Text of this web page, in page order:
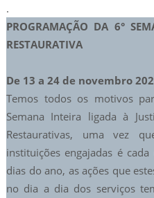
.
PROGRAMAÇÃO DA 6°
RESTAURATIVA
De 13 a 24 de novembro
Temos todos os motivos
Semana Inteira ligada à
Restaurativas, uma vez
instituições engajadas é
dias do ano, as ações que
no dia a dia dos serviços